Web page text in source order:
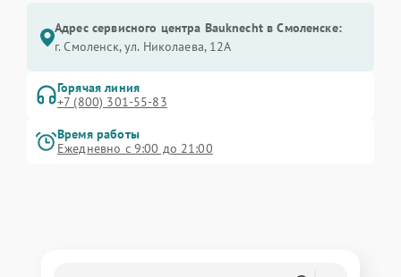
Адрес сервисного центра Bauknecht в Смоленске:
г. Смоленск, ул. Николаева, 12А
Горячая линия
+7 (800) 301-55-83
Время работы
Ежедневно с 9:00 до 21:00